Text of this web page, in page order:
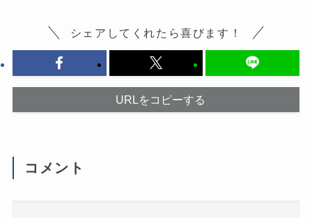
し
ン
ま
す
す シェアしてくれたら喜びます！
URLをコピーする
コメント